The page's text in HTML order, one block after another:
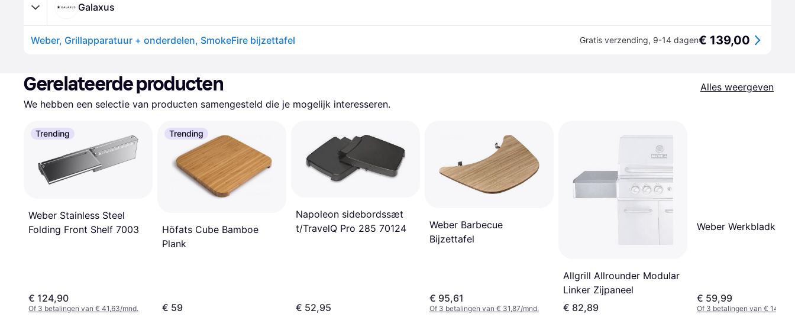
Galaxus
Weber, Grillapparatuur + onderdelen, SmokeFire bijzettafel Gratis verzending, 9-14 dagen€ 139,00
Gerelateerde producten
Alles weergeven
We hebben een selectie van producten samengesteld die je mogelijk interesseren.
Trending
Weber Stainless Steel
Folding Front Shelf 7003
€ 124,90
Of 3 betalingen van € 41,63/mnd.
Trending
Höfats Cube Bamboe
Plank
€ 59
Napoleon sidebordssæt
t/TravelQ Pro 285 70124
€ 52,95
Weber Barbecue
Bijzettafel
€ 95,61
Of 3 betalingen van € 31,87/mnd.
Allgrill Allrounder Modular
Linker Zijpaneel
€ 82,89
Weber Werkbladkit
€ 59,99
Of 3 betalingen van € 14,99/